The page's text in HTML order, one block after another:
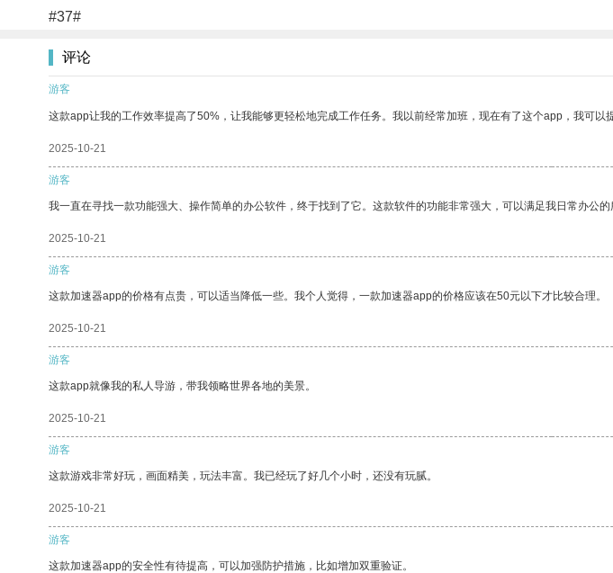
#37#
评论
游客
这款app让我的工作效率提高了50%，让我能够更轻松地完成工作任务。我以前经常加班，现在有了这个app，我可以
2025-10-21
游客
我一直在寻找一款功能强大、操作简单的办公软件，终于找到了它。这款软件的功能非常强大，可以满足我日常办公
2025-10-21
游客
这款加速器app的价格有点贵，可以适当降低一些。我个人觉得，一款加速器app的价格应该在50元以下才比较合理。
2025-10-21
游客
这款app就像我的私人导游，带我领略世界各地的美景。
2025-10-21
游客
这款游戏非常好玩，画面精美，玩法丰富。我已经玩了好几个小时，还没有玩腻。
2025-10-21
游客
这款加速器app的安全性有待提高，可以加强防护措施，比如增加双重验证。